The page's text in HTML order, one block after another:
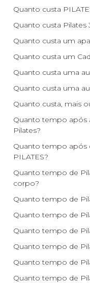
Quanto custa
Quanto custa Pilates
Quanto custa um
Quanto custa um
Quanto custa uma
Quanto custa uma
Quanto custa, mais
Quanto tempo após
Pilates?
Quanto tempo após
PILATES?
Quanto tempo de
corpo?
Quanto tempo de
Quanto tempo de
Quanto tempo de
Quanto tempo de
Quanto tempo de
Quanto tempo de